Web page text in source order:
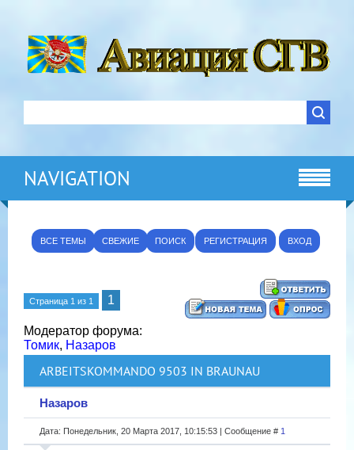
NAVIGATION
ВСЕ ТЕМЫ СВЕЖИЕ ПОИСК РЕГИСТРАЦИЯ ВХОД
Страница 1 из 1 1
Модератор форума:
Томик, Назаров
ARBEITSKOMMANDO 9503 IN BRAUNAU
Назаров
Дата: Понедельник, 20 Марта 2017, 10:15:53 | Сообщение # 1